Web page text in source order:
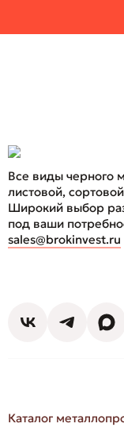
Все виды черного
листовой,
Широкий выбор
под ваши
sales@brokinvest.ru
Каталог